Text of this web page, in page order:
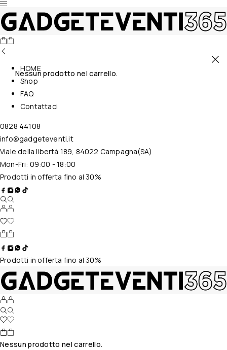
Nessun prodotto nel carrello.
HOME
Shop
FAQ
Contattaci
0828 44108
info@gadgeteventi.it
Viale della libertà 189, 84022 Campagna(SA)
Mon-Fri: 09:00 - 18:00
Prodotti in offerta fino al 30%
Prodotti in offerta fino al 30%
Nessun prodotto nel carrello.